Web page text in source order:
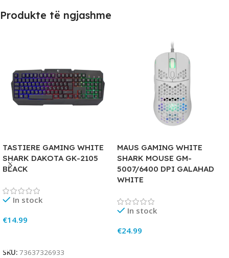
Produkte të ngjashme
TASTIERE GAMING WHITE
SHARK DAKOTA GK-2105
BLACK
In stock
€14.99
SKU: 73637326933
MAUS GAMING WHITE
SHARK MOUSE GM-
5007/6400 DPI GALAHAD
WHITE
In stock
€24.99